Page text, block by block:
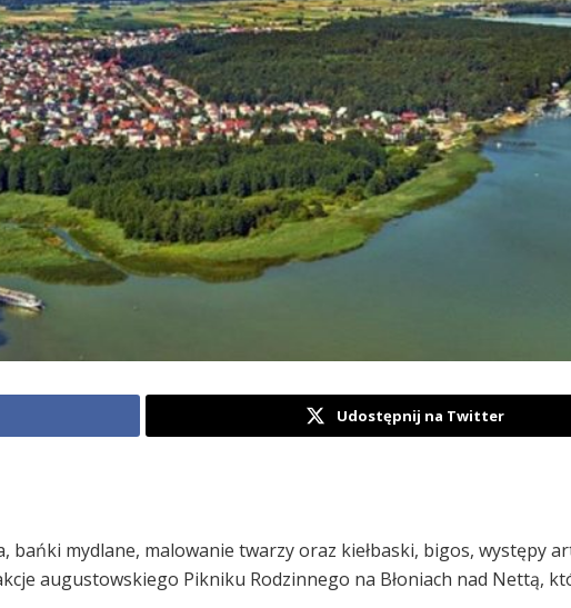
Udostępnij na Twitter
bańki mydlane, malowanie twarzy oraz kiełbaski, bigos, występy
augustowskiego Pikniku Rodzinnego na Błoniach nad Nettą,